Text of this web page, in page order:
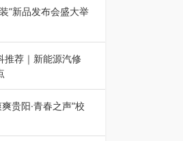
合贵州广电…
”新品发布会盛大举
一口价·超极放心
。…
荐｜新能源汽修
，200至300分数段
源汽车…
贵阳·青春之声”校
“爽爽贵阳·青春之